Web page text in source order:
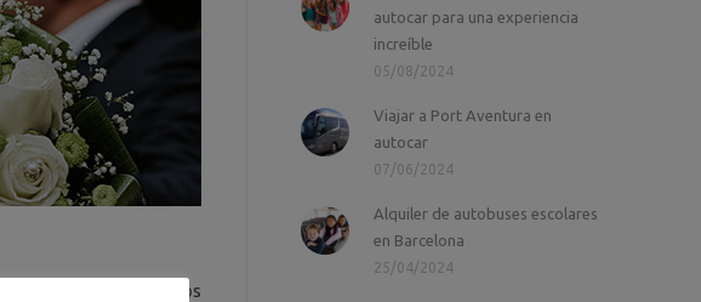
Te olvidas de pasar nervios
autocar para una experiencia
increíble
05/08/2024
Viajar a Port Aventura en
autocar
07/06/2024
Alquiler de autobuses escolares
en Barcelona
25/04/2024